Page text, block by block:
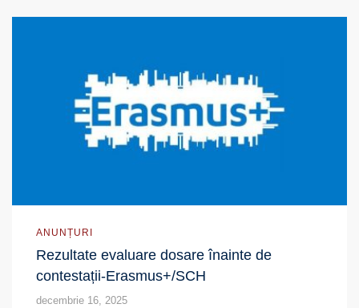
ANUNȚURI
Rezultate evaluare dosare înainte de
contestații-Erasmus+/SCH
decembrie 16, 2025